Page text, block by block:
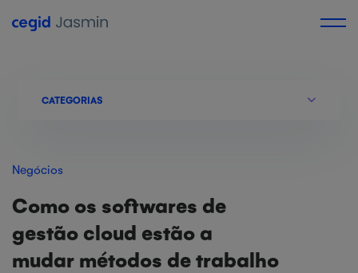
CATEGORIAS
Negócios
Como os softwares de
gestão cloud estão a
mudar métodos de trabalho